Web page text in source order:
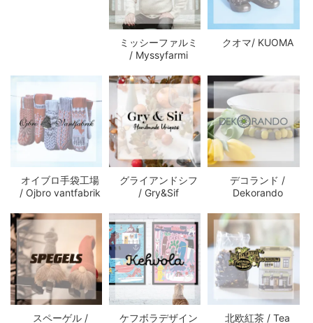
ミッシーファルミ
/ Myssyfarmi
クオマ/ KUOMA
オイブロ手袋工場
/ Ojbro vantfabrik
グライアンドシフ
/ Gry&Sif
デコランド /
Dekorando
スペーゲル / ケフボラデザイン 北欧紅茶 / Tea